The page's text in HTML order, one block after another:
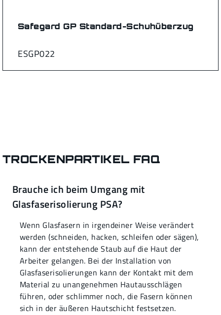
ESGP022
Safegard GP Standard-Schuhüberzug
TROCKENPARTIKEL FAQ
Brauche ich beim Umgang mit
Glasfaserisolierung PSA?
Wenn Glasfasern in irgendeiner Weise verändert
werden (schneiden, hacken, schleifen oder sägen),
kann der entstehende Staub auf die Haut der
Arbeiter gelangen. Bei der Installation von
Glasfaserisolierungen kann der Kontakt mit dem
Material zu unangenehmen Hautausschlägen
führen, oder schlimmer noch, die Fasern können
sich in der äußeren Hautschicht festsetzen.